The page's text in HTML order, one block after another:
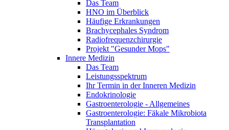
Das Team
HNO im Überblick
Häufige Erkrankungen
Brachycephales Syndrom
Radiofrequenzchirurgie
Projekt "Gesunder Mops"
Innere Medizin
Das Team
Leistungsspektrum
Ihr Termin in der Inneren Medizin
Endokrinologie
Gastroenterologie - Allgemeines
Gastroenterologie: Fäkale Mikrobiota
Transplantation